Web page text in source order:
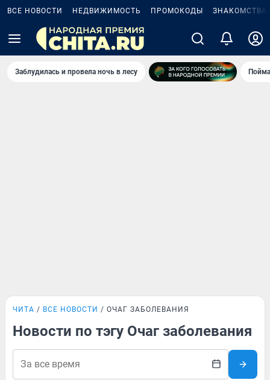
ВСЕ НОВОСТИ НЕДВИЖИМОСТЬ ПРОМОКОДЫ ЗНАКОМСТВА
Заблудилась и провела ночь в лесу
ЧИТА ВСЕ НОВОСТИ ОЧАГ ЗАБОЛЕВАНИЯ
Новости по тэгу Очаг заболевания